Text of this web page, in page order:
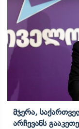
Მჯერა,
Არჩევანს